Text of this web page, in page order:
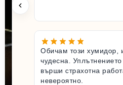
Обичам този хумидор,
чудесна.
върши страхотна
невероятно.